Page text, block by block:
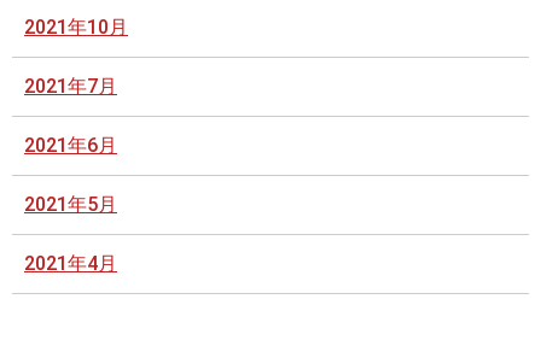
2021年10月
2021年7月
2021年6月
2021年5月
2021年4月